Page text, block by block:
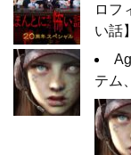
ロフ
い話】
テム